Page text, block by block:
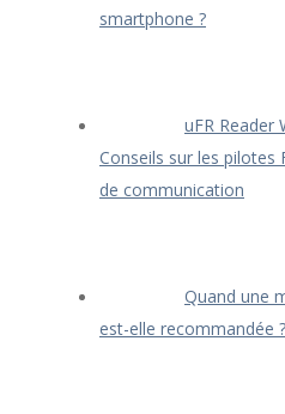
smartphone ?
uFR Reader
Conseils sur les
de communication
Quand une
est-elle recommandée ?